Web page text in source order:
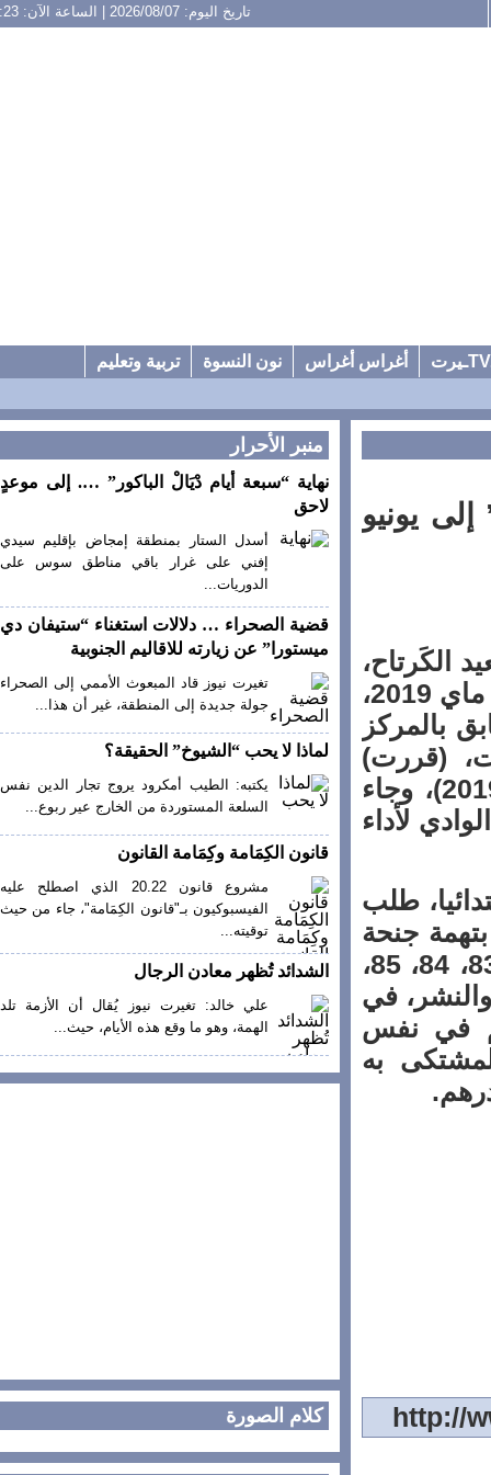
تاريخ اليوم: 2026/08/07 | الساعة الآن: 16:23
أغراس أغراس نون النسوة تربية وتعليم
يونيو
مدير موقع تغيرت نيوز الإلكتروني، اليوم الثلاثاء 14 ماي 2019،
بالمركز
(قررت)
تأجيل الجلسة إلى يوم الثلاثاء 18 يونيو المقبل (2019)، وجاء
لأداء
طلب
جنحة
القذف والسب العلني والإهانة طبقا للفصول 72، 83، 84، 85،
والنشر، في
في نفس
به
منبر الأحرار
نهاية “سبعة أيام دْيَالْ الباكور” …. إلى موعدٍ
لاحق
أسدل الستار بمنطقة إمجاض بإقليم سيدي
إفني على غرار باقي مناطق سوس على
الدوريات...
قضية الصحراء … دلالات استغناء “ستيفان دي
ميستورا” عن زيارته للاقاليم الجنوبية
تغيرت نيوز قاد المبعوث الأممي إلى الصحراء
جولة جديدة إلى المنطقة، غير أن هذا...
لماذا لا يحب “الشيوخ” الحقيقة؟
يكتبه: الطيب أمكرود يروج تجار الدين نفس
السلعة المستوردة من الخارج عير ربوع...
قانون الكِمَامة وكِمَامة القانون
مشروع قانون 20.22 الذي اصطلح عليه
الفيسبوكيون بـ"قانون الكِمَامة"، جاء من حيث
توقيته...
الشدائد تُظهر معادن الرجال
علي خالد: تغيرت نيوز يُقال أن الأزمة تلد
الهمة، وهو ما وقع هذه الأيام، حيث...
كلام الصورة